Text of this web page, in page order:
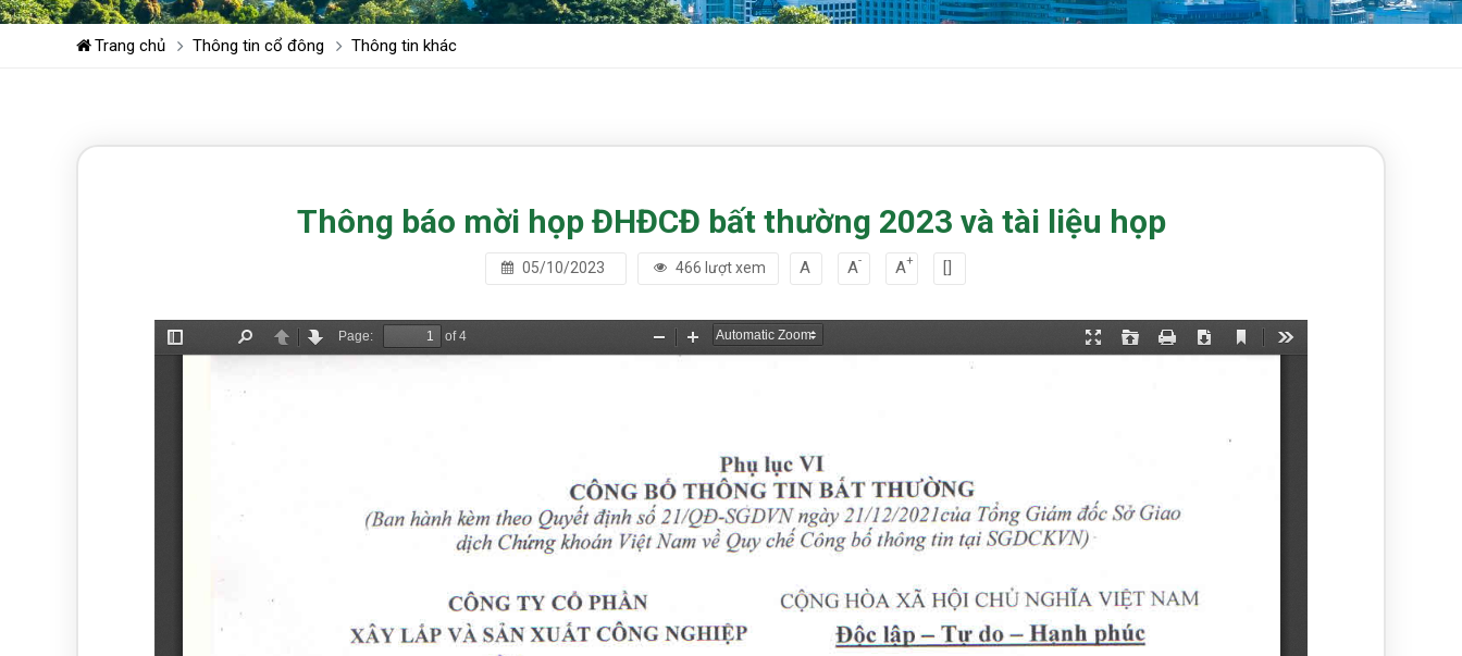
Trang chủ Thông tin cổ đông Thông tin khác
Thông báo mời họp ĐHĐCĐ bất thường 2023 và tài liệu họp
05/10/2023 466 lượt xem A A- A+ []